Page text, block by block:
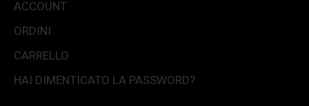
ACCOUNT
ORDINI
CARRELLO
HAI DIMENTICATO LA PASSWORD?